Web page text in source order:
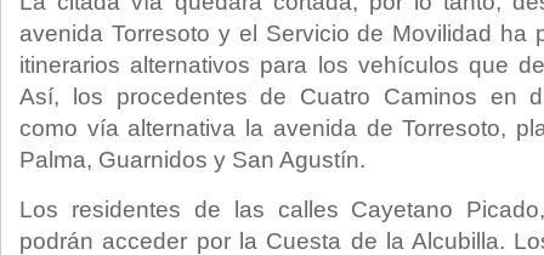
avenida Torresoto y el Servicio de Movilidad ha
itinerarios alternativos para los vehículos que
Así, los procedentes de Cuatro Caminos en
como vía alternativa la avenida de Torresoto,
Palma, Guarnidos y San Agustín.
Los residentes de las calles Cayetano
podrán acceder por la Cuesta de la Alcubilla.